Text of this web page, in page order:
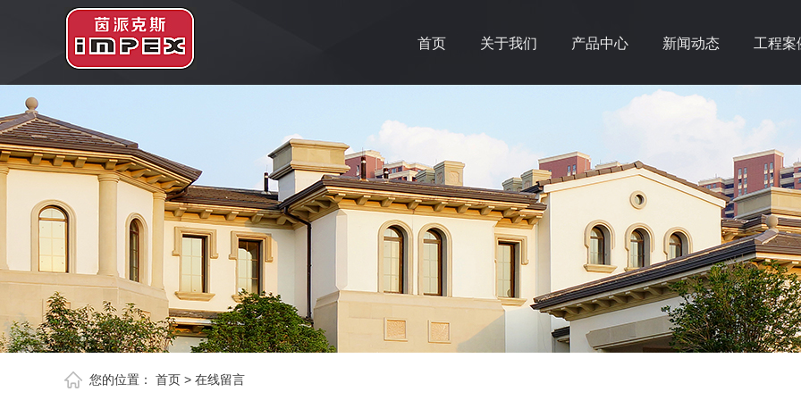
首页 关于我们 产品中心 新闻动态 工程案
您的位置： 首页 > 在线留言